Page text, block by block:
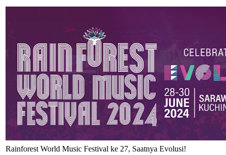
Rainforest World Music Festival ke 27, Saatnya Evolusi!